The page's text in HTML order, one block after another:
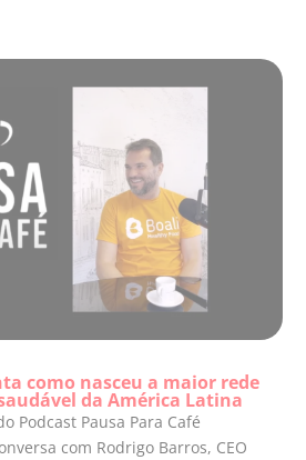
como nasceu a maior rede
da América Latina
Podcast Pausa Para Café
com Rodrigo Barros, CEO